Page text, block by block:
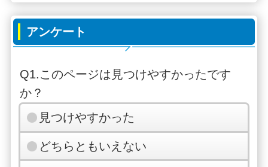
アンケート
Q1.このページは見つけやすかったです
か？
見つけやすかった
どちらともいえない